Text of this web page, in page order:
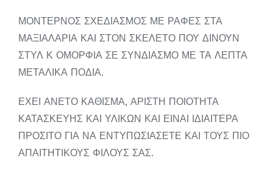
ΜΟΝΤΕΡΝΟΣ ΣΧΕΔΙΑΣΜΟΣ ΜΕ ΡΑΦΕΣ ΣΤΑ
ΜΑΞΙΑΛΑΡΙΑ ΚΑΙ ΣΤΟΝ ΣΚΕΛΕΤΟ ΠΟΥ ΔΙΝΟΥΝ
ΣΤΥΛ Κ ΟΜΟΡΦΙΑ ΣΕ ΣΥΝΔΙΑΣΜΟ ΜΕ ΤΑ ΛΕΠΤΑ
ΜΕΤΑΛΙΚΑ ΠΟΔΙΑ.
ΕΧΕΙ ΑΝΕΤΟ ΚΑΘΙΣΜΑ, ΑΡΙΣΤΗ ΠΟΙΟΤΗΤΑ
ΚΑΤΑΣΚΕΥΗΣ ΚΑΙ ΥΛΙΚΩΝ ΚΑΙ ΕΙΝΑΙ ΙΔΙΑΙΤΕΡΑ
ΠΡΟΣΙΤΟ ΓΙΑ ΝΑ ΕΝΤΥΠΩΣΙΑΣΕΤΕ ΚΑΙ ΤΟΥΣ ΠΙΟ
ΑΠΑΙΤΗΤΙΚΟΥΣ ΦΙΛΟΥΣ ΣΑΣ.